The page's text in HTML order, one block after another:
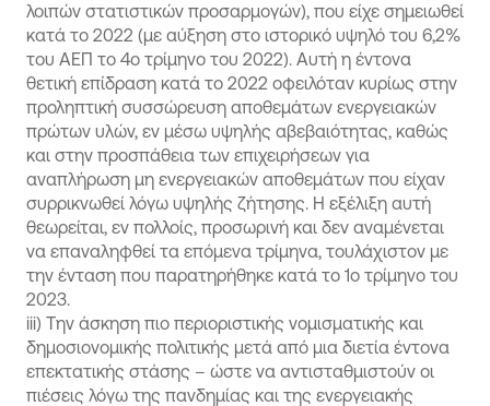
λοιπών στατιστικών προσαρμογών), που είχε σημειωθεί
κατά το 2022 (με αύξηση στο ιστορικό υψηλό του 6,2%
του ΑΕΠ το 4ο τρίμηνο του 2022). Αυτή η έντονα
θετική επίδραση κατά το 2022 οφειλόταν κυρίως στην
προληπτική συσσώρευση αποθεμάτων ενεργειακών
πρώτων υλών, εν μέσω υψηλής αβεβαιότητας, καθώς
και στην προσπάθεια των επιχειρήσεων για
αναπλήρωση μη ενεργειακών αποθεμάτων που είχαν
συρρικνωθεί λόγω υψηλής ζήτησης. Η εξέλιξη αυτή
θεωρείται, εν πολλοίς, προσωρινή και δεν αναμένεται
να επαναληφθεί τα επόμενα τρίμηνα, τουλάχιστον με
την ένταση που παρατηρήθηκε κατά το 1ο τρίμηνο του
2023.
iii) Την άσκηση πιο περιοριστικής νομισματικής και
δημοσιονομικής πολιτικής μετά από μια διετία έντονα
επεκτατικής στάσης – ώστε να αντισταθμιστούν οι
πιέσεις λόγω της πανδημίας και της ενεργειακής